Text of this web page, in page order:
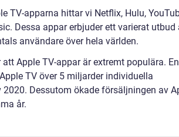
TV-apparna hittar vi Netflix, Hulu,
Dessa appar erbjuder ett varierat utbud
användare över hela världen.
Apple TV-appar är extremt populära.
TV över 5 miljarder individuella
Dessutom ökade försäljningen av
år.